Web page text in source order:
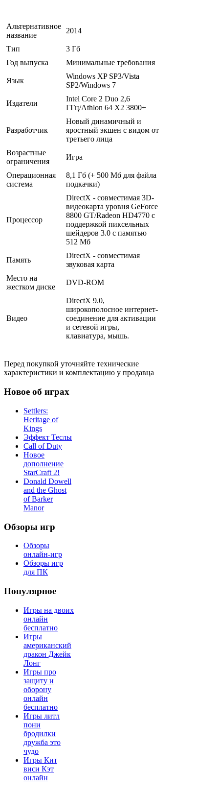
Альтернативное
название
2014
Тип
3 Гб
Год выпуска
Минимальные требования
Язык
Windows XP SP3/Vista
SP2/Windows 7
Издатели
Intel Core 2 Duo 2,6
ГГц/Athlon 64 Х2 3800+
Разработчик
Новый динамичный и
яростный экшен с видом от
третьего лица
Возрастные
ограничения
Игра
Операционная
система
8,1 Гб (+ 500 Мб для файла
подкачки)
Процессор
DirectX - совместимая 3D-
видеокарта уровня GeForce
8800 GT/Radeon HD4770 с
поддержкой пиксельных
шейдеров 3.0 с памятью
512 Мб
Память
DirectX - совместимая
звуковая карта
Место на
жестком диске
DVD-ROM
Видео
DirectX 9.0,
широкополосное интернет-
соединение для активации
и сетевой игры,
клавиатура, мышь.
Перед покупкой уточняйте технические
характеристики и комплектацию у продавца
Новое об играх
Settlers:
Heritage of
Kings
Эффект Теслы
Call of Duty
Новое
дополнение
StarCraft 2!
Donald Dowell
and the Ghost
of Barker
Manor
Обзоры игр
Обзоры
онлайн-игр
Обзоры игр
для ПК
Популярное
Игры на двоих
онлайн
бесплатно
Игры
американский
дракон Джейк
Лонг
Игры про
защиту и
оборону
онлайн
бесплатно
Игры литл
пони
бродилки
дружба это
чудо
Игры Кит
виси Кэт
онлайн